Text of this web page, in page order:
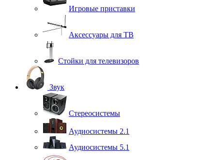
Игровые приставки
Аксессуары для ТВ
Стойки для телевизоров
Звук
Стереосистемы
Аудиосистемы 2.1
Аудиосистемы 5.1